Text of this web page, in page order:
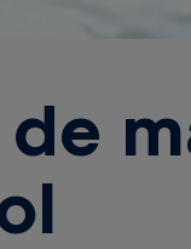
de